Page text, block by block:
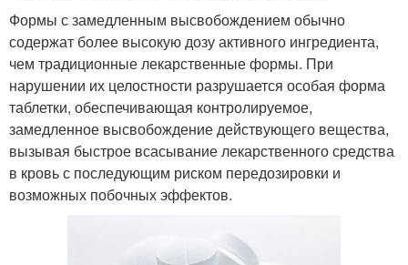
Формы с замедленным высвобождением обычно
содержат более высокую дозу активного ингредиента,
чем традиционные лекарственные формы. При
нарушении их целостности разрушается особая форма
таблетки, обеспечивающая контролируемое,
замедленное высвобождение действующего вещества,
вызывая быстрое всасывание лекарственного средства
в кровь с последующим риском передозировки и
возможных побочных эффектов.